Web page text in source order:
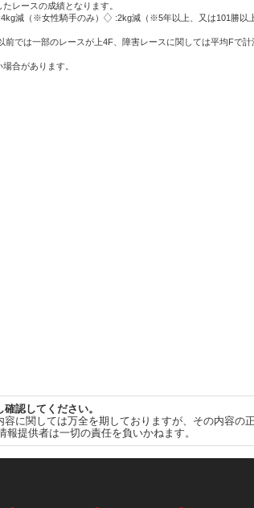
レースの成績となります。
:4kg減（※女性騎手のみ）
:2kg減（※5年以上、又は101勝以
では一部のレースが上4F、障害レースに関しては平均Fで
合があります。
認してください。
に関しては万全を期しておりますが、その内容
提供者は一切の責任を負いかねます。